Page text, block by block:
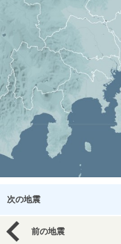
次の地震
前の地震